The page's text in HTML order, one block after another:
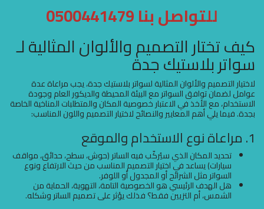
للتواصل بنا 0500441479
كيف تختار التصميم والألوان المثالية لـ
سواتر بلاستيك جدة
لاختيار التصميم والألوان المثالية لسواتر بلاستيك جدة، يجب مراعاة عدة
عوامل لضمان توافق السواتر مع البيئة المحيطة والديكور العام وجودة
الاستخدام، مع الأخذ في الاعتبار خصوصية المكان والمتطلبات المناخية الخاصة
بجدة. فيما يلي أهم المعايير والنصائح لاختيار التصميم واللون المناسب:
تحديد المكان الذي سيُركّب فيه الساتر (حوش، سطح، حدائق، مواقف
سيارات) يساعد في اختيار التصميم المناسب من حيث الارتفاع ونوع
السواتر مثل الشرائح أو المجدول أو اللوفر.
هل الهدف الرئيسي هو الخصوصية التامة، التهوية، الحماية من
الشمس، أم التزيين فقط؟ فذلك يؤثر على تصميم الساتر وشكله.